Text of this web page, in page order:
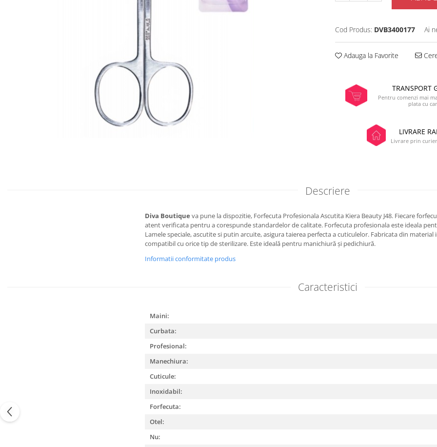
Cod Produs: DVB3400177 Ai
Adauga la Favorite
TRANSPORT
Pentru comenzi mai
plata cu
LIVRARE
Livrare prin
Descriere
Diva Boutique va pune la dispozitie, Forfecuta Profesionala Ascutita Kiera Beauty J48. Fiecare
atent verificata pentru a corespunde standardelor de calitate. Forfecuta profesionala este ideala
Lamele speciale, ascutite si putin arcuite, asigura taierea perfecta a cuticulelor. Fabricata din
compatibil cu orice tip de sterilizare. Este ideală pentru manichiură și pedichiură.
Informatii conformitate produs
Caracteristici
Maini:
Curbata:
Profesional:
Manechiura:
Cuticule:
Inoxidabil:
Forfecuta:
Otel:
Nu: